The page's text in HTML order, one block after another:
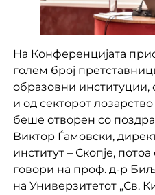
На Конференцијата
голем број
образовни институции,
и од секторот
беше отворен со
Виктор Ѓамовски,
институт – Скопје,
говори на проф. д-р
на Универзитетот „Св.